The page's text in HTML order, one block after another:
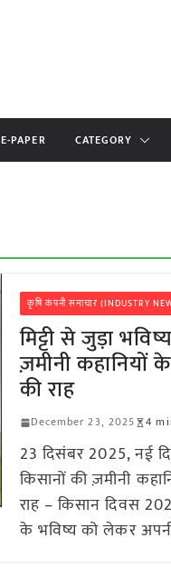
E-PAPER CATEGORY
कृषि कंपनी समाचार (INDUSTRY
मिट्टी से जुड़ा
ज़मीनी कहानियों
की राह
December 23, 2025 4
23 दिसंबर 2025, नई
किसानों की ज़मीनी
राह – किसान दिवस
के भविष्य को लेकर अपनी